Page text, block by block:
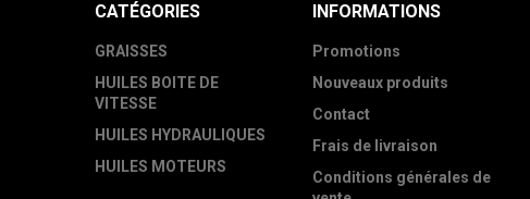
CATÉGORIES
GRAISSES
HUILES BOITE DE
VITESSE
HUILES HYDRAULIQUES
HUILES MOTEURS
INFORMATIONS
Promotions
Nouveaux produits
Contact
Frais de livraison
Conditions générales de